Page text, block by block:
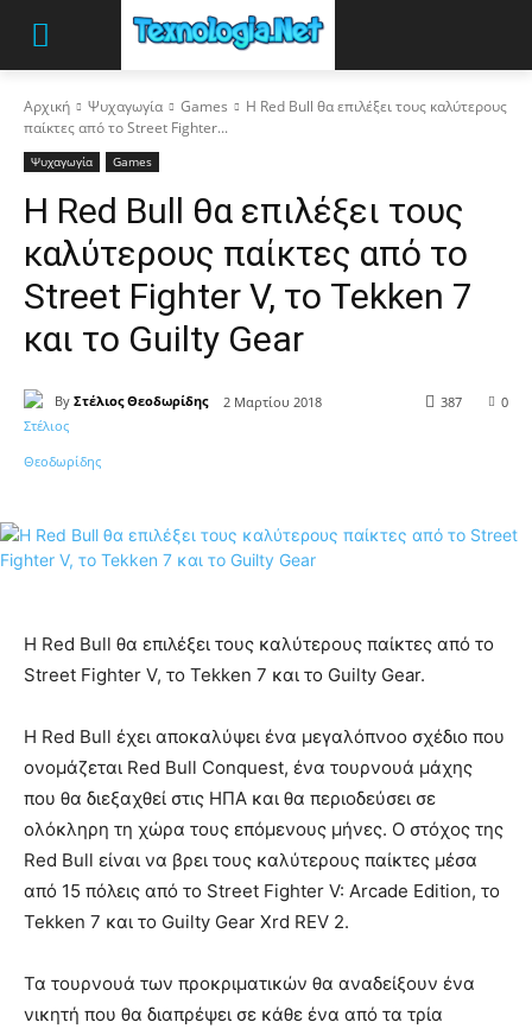
Αρχική Ψυχαγωγία Games
Η Red Bull θα επιλέξει τους καλύτερους
παίκτες από το Street Fighter...
Ψυχαγωγία Games
Η Red Bull θα επιλέξει τους
καλύτερους παίκτες από το
Street Fighter V, το Tekken 7
και το Guilty Gear
By Στέλιος Θεοδωρίδης 2 Μαρτίου 2018 0
387
Η Red Bull θα επιλέξει τους καλύτερους παίκτες από το
Street Fighter V, το Tekken 7 και το Guilty Gear.
Η Red Bull έχει αποκαλύψει ένα μεγαλόπνοο σχέδιο που
ονομάζεται Red Bull Conquest, ένα τουρνουά μάχης
που θα διεξαχθεί στις ΗΠΑ και θα περιοδεύσει σε
ολόκληρη τη χώρα τους επόμενους μήνες. Ο στόχος της
Red Bull είναι να βρει τους καλύτερους παίκτες μέσα
από 15 πόλεις από το Street Fighter V: Arcade Edition, το
Tekken 7 και το Guilty Gear Xrd REV 2.
Τα τουρνουά των προκριματικών θα αναδείξουν ένα
νικητή που θα διαπρέψει σε κάθε ένα από τα τρία